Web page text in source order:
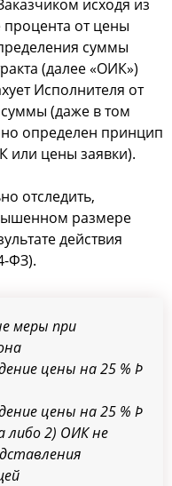
исходя из
от цены
суммы
(далее «ОИК»)
Исполнителя от
(даже в том
определен принцип
цены заявки).
отследить,
размере
действия
ФЗ).
меры при
цены на 25 % Þ
цены на 25 % Þ
либо 2) ОИК не